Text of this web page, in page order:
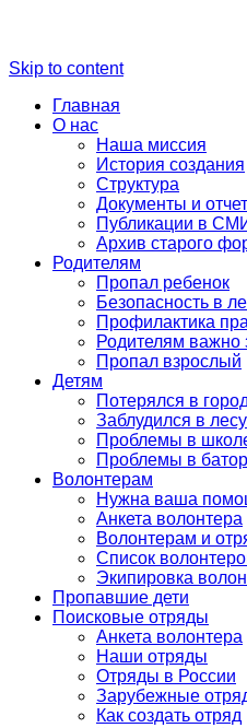
Skip to content
Главная
О нас
Наша миссия
История создания
Структура
Документы и
Публикации в
Архив старого
Родителям
Пропал ребенок
Безопасность в
Профилактика
Родителям важно
Пропал взрослый
Детям
Потерялся в
Заблудился в лесу
Проблемы в
Проблемы в
Волонтерам
Нужна ваша
Анкета волонтера
Волонтерам и
Список
Экипировка
Пропавшие дети
Поисковые отряды
Анкета волонтера
Наши отряды
Отряды в России
Зарубежные
Как создать отряд